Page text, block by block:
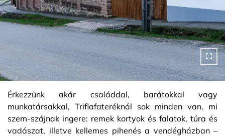
Érkezzünk akár családdal, barátokkal vagy
munkatársakkal, Triflafateréknál sok minden van, mi
szem-szájnak ingere: remek kortyok és falatok, túra és
vadászat, illetve kellemes pihenés a vendégházban –